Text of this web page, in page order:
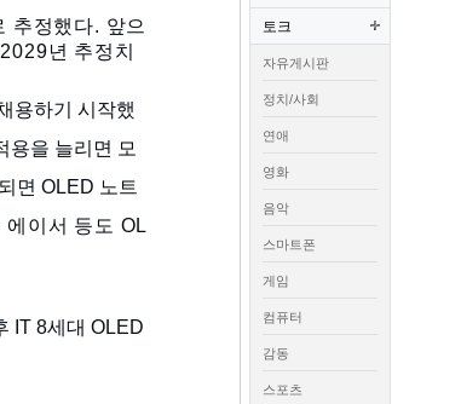
토크
자유게시판
정치/사회
연애
영화
음악
스마트폰
게임
컴퓨터
감동
스포츠
추정했다. 앞으
2029년 추정치
용하기 시작했
용을 늘리면 모
면 OLED 노트
이서 등도 OL
IT 8세대 OLED